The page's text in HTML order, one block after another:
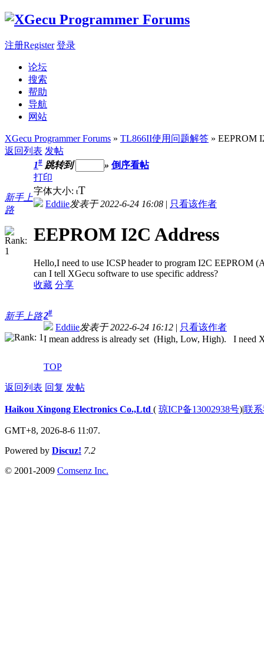
注册Register 登录
论坛
搜索
帮助
导航
网站
XGecu Programmer Forums » TL866II使用问题解答 » EEPROM
返回列表 发帖
新手上
路
1# 跳转到 » 倒序看帖
打印
字体大小: tT
Eddiie发表于 2022-6-24 16:08 | 只看该作者
EEPROM I2C Address
Hello,I need to use ICSP header to program I2C EEPROM
can I tell XGecu software to use specific address?
收藏 分享
新手上路2#
Eddiie发表于 2022-6-24 16:12 | 只看该作者
I mean address is already set (High, Low, High). I need
TOP
返回列表 回复 发帖
Haikou Xingong Electronics Co.,Ltd ( 琼ICP备13002938号)|联
GMT+8, 2026-8-6 11:07.
Powered by Discuz! 7.2
© 2001-2009 Comsenz Inc.